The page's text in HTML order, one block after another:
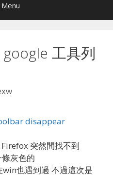
Menu
工具列
突然間找不到
灰色的
也遇到過 不過這次是